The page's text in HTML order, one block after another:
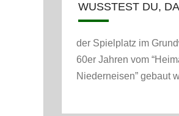
WUSSTEST DU,
der Spielplatz im
60er Jahren vom
Niederneisen” gebaut